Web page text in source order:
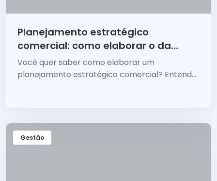
Planejamento estratégico
comercial: como elaborar o da
sua empresa
Você quer saber como elaborar um
planejamento estratégico comercial? Entenda
Gestão